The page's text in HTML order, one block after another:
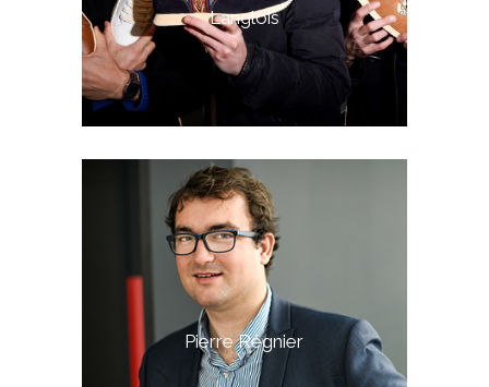
Langlois
Pierre Régnier